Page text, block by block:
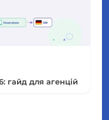
гайд для агенцій